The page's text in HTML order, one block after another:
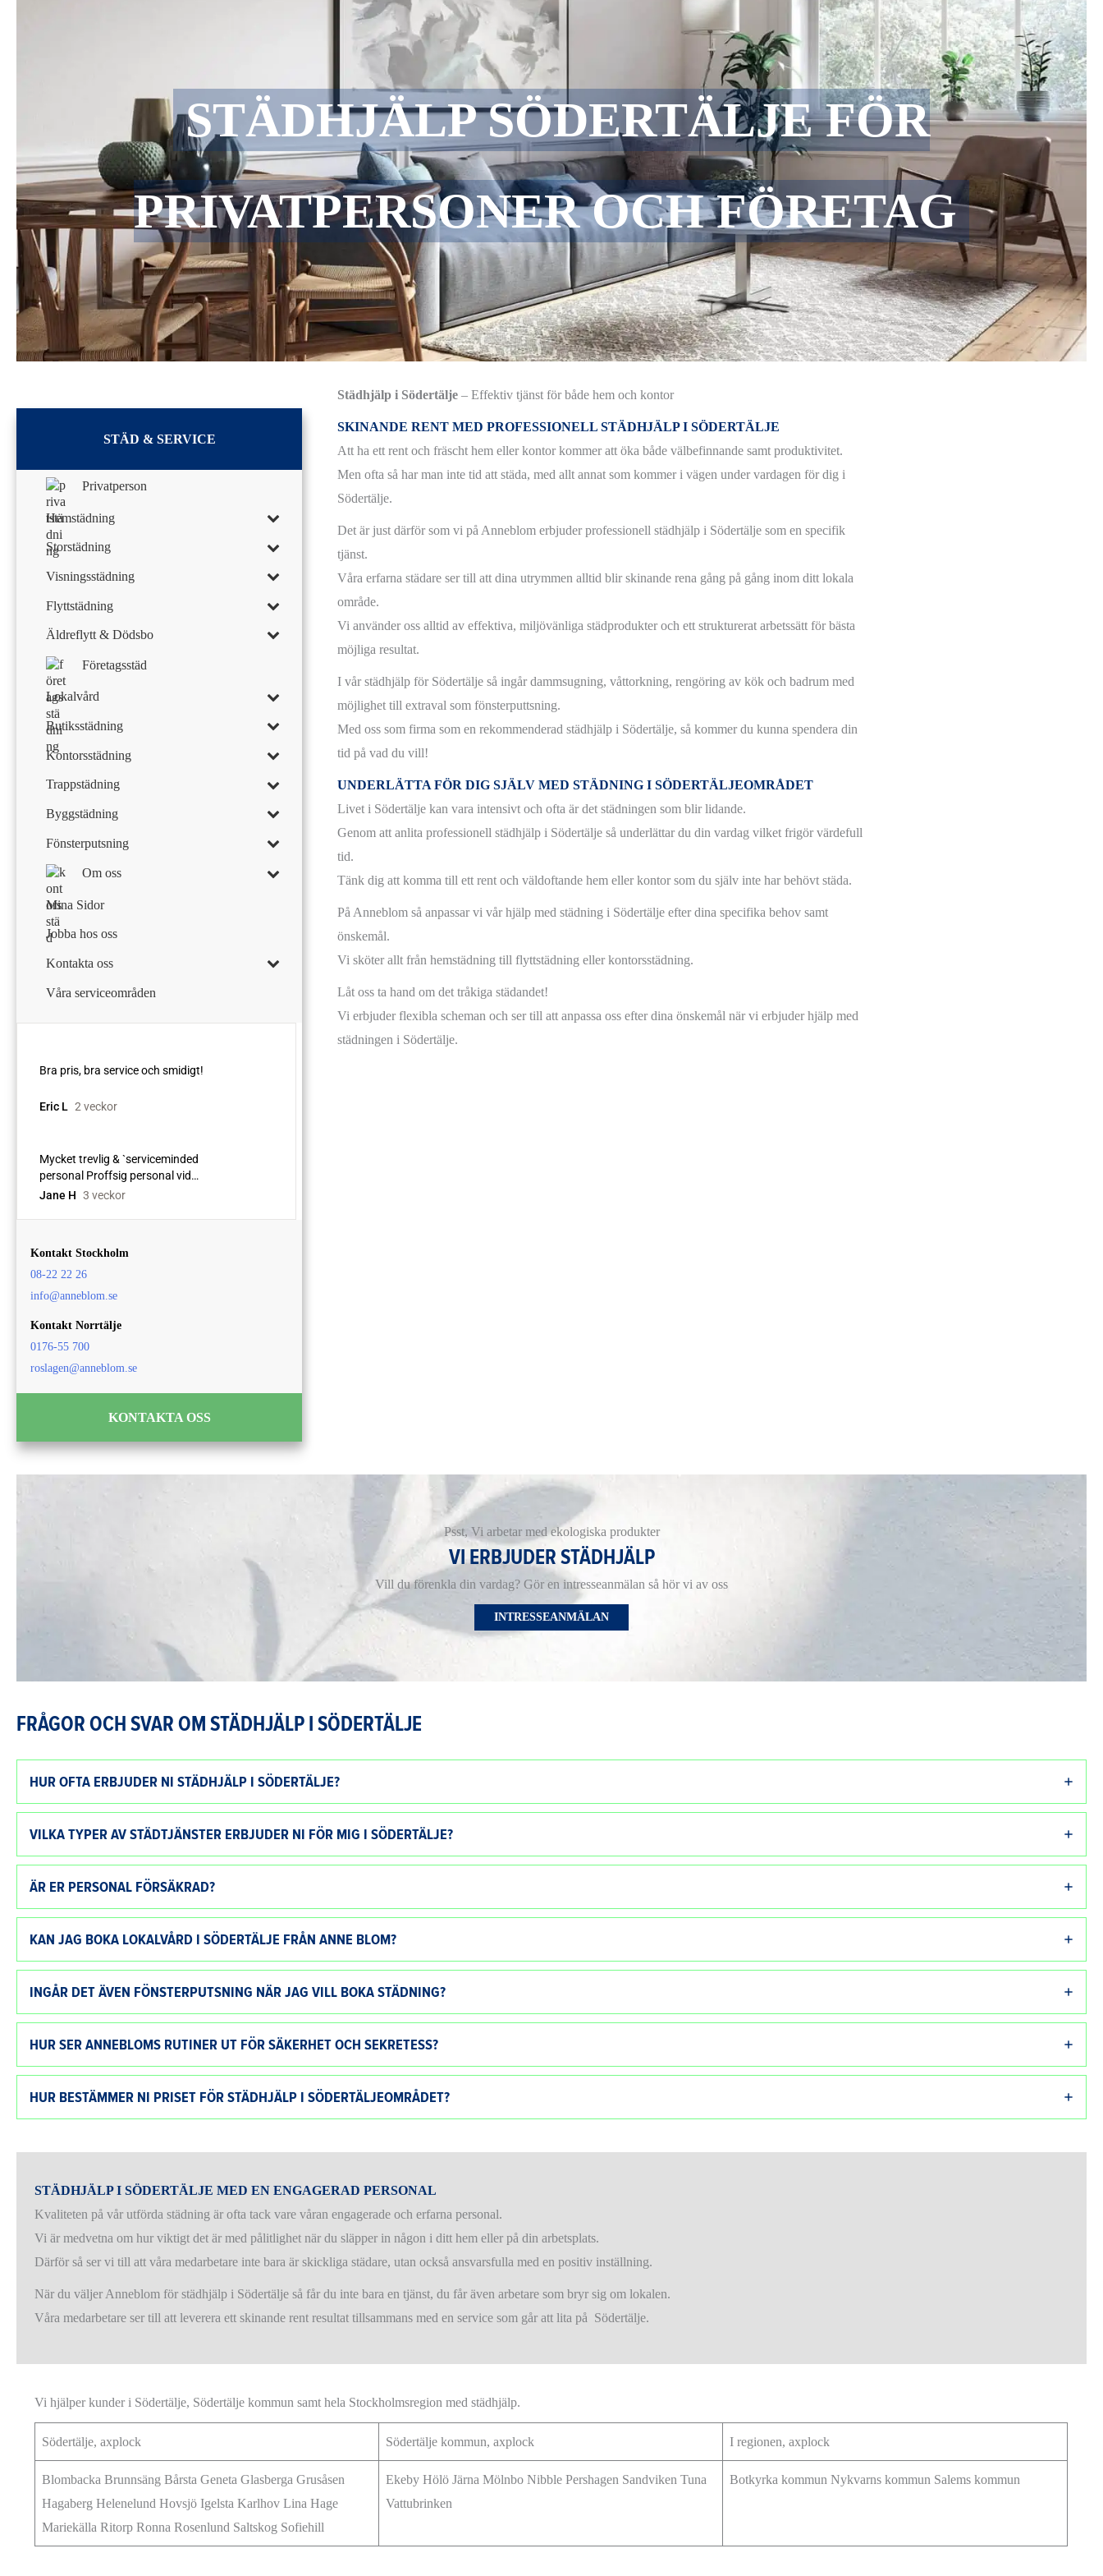
STÄDHJÄLP SÖDERTÄLJE FÖR
PRIVATPERSONER OCH FÖRETAG
STÄD & SERVICE
Privatperson
Hemstädning
Storstädning
Visningsstädning
Flyttstädning
Äldreflytt & Dödsbo
Företagsstäd
Lokalvård
Butiksstädning
Kontorsstädning
Trappstädning
Byggstädning
Fönsterputsning
Om oss
Mina Sidor
Jobba hos oss
Kontakta oss
Våra serviceområden
Kontakt Stockholm
08-22 22 26
info@anneblom.se
Kontakt Norrtälje
0176-55 700
roslagen@anneblom.se
KONTAKTA OSS
Städhjälp i Södertälje – Effektiv tjänst för både hem och kontor
SKINANDE RENT MED PROFESSIONELL STÄDHJÄLP I SÖDERTÄLJE
Att ha ett rent och fräscht hem eller kontor kommer att öka både välbefinnande samt produktivitet.
Men ofta så har man inte tid att städa, med allt annat som kommer i vägen under vardagen för dig i
Södertälje.
Det är just därför som vi på Anneblom erbjuder professionell städhjälp i Södertälje som en specifik
tjänst.
Våra erfarna städare ser till att dina utrymmen alltid blir skinande rena gång på gång inom ditt lokala
område.
Vi använder oss alltid av effektiva, miljövänliga städprodukter och ett strukturerat arbetssätt för bästa
möjliga resultat.
I vår städhjälp för Södertälje så ingår dammsugning, våttorkning, rengöring av kök och badrum med
möjlighet till extraval som fönsterputtsning.
Med oss som firma som en rekommenderad städhjälp i Södertälje, så kommer du kunna spendera din
tid på vad du vill!
UNDERLÄTTA FÖR DIG SJÄLV MED STÄDNING I SÖDERTÄLJEOMRÅDET
Livet i Södertälje kan vara intensivt och ofta är det städningen som blir lidande.
Genom att anlita professionell städhjälp i Södertälje så underlättar du din vardag vilket frigör värdefull
tid.
Tänk dig att komma till ett rent och väldoftande hem eller kontor som du själv inte har behövt städa.
På Anneblom så anpassar vi vår hjälp med städning i Södertälje efter dina specifika behov samt
önskemål.
Vi sköter allt från hemstädning till flyttstädning eller kontorsstädning.
Låt oss ta hand om det tråkiga städandet!
Vi erbjuder flexibla scheman och ser till att anpassa oss efter dina önskemål när vi erbjuder hjälp med
städningen i Södertälje.
Psst, Vi arbetar med ekologiska produkter
VI ERBJUDER STÄDHJÄLP
Vill du förenkla din vardag? Gör en intresseanmälan så hör vi av oss
INTRESSEANMÄLAN
FRÅGOR OCH SVAR OM STÄDHJÄLP I SÖDERTÄLJE
HUR OFTA ERBJUDER NI STÄDHJÄLP I SÖDERTÄLJE?
VILKA TYPER AV STÄDTJÄNSTER ERBJUDER NI FÖR MIG I SÖDERTÄLJE?
ÄR ER PERSONAL FÖRSÄKRAD?
KAN JAG BOKA LOKALVÅRD I SÖDERTÄLJE FRÅN ANNE BLOM?
INGÅR DET ÄVEN FÖNSTERPUTSNING NÄR JAG VILL BOKA STÄDNING?
HUR SER ANNEBLOMS RUTINER UT FÖR SÄKERHET OCH SEKRETESS?
HUR BESTÄMMER NI PRISET FÖR STÄDHJÄLP I SÖDERTÄLJEOMRÅDET?
STÄDHJÄLP I SÖDERTÄLJE MED EN ENGAGERAD PERSONAL
Kvaliteten på vår utförda städning är ofta tack vare våran engagerade och erfarna personal.
Vi är medvetna om hur viktigt det är med pålitlighet när du släpper in någon i ditt hem eller på din arbetsplats.
Därför så ser vi till att våra medarbetare inte bara är skickliga städare, utan också ansvarsfulla med en positiv inställning.
När du väljer Anneblom för städhjälp i Södertälje så får du inte bara en tjänst, du får även arbetare som bryr sig om lokalen.
Våra medarbetare ser till att leverera ett skinande rent resultat tillsammans med en service som går att lita på Södertälje.
Vi hjälper kunder i Södertälje, Södertälje kommun samt hela Stockholmsregion med städhjälp.
Södertälje, axplock Södertälje kommun, axplock I regionen, axplock
Blombacka Brunnsäng Bårsta Geneta Glasberga Grusåsen
Hagaberg Helenelund Hovsjö Igelsta Karlhov Lina Hage
Mariekälla Ritorp Ronna Rosenlund Saltskog Sofiehill
Ekeby Hölö Järna Mölnbo Nibble Pershagen Sandviken Tuna
Vattubrinken
Botkyrka kommun Nykvarns kommun Salems kommun